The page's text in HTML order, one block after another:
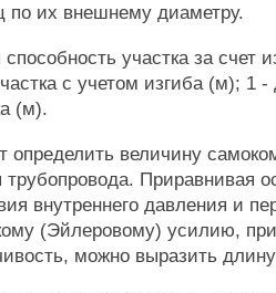
по их внешнему диаметру.
участка за счет
с учетом изгиба (м); 1 -
(м).
определить величину
трубопровода. Приравнивая
внутреннего давления и
(Эйлеровому) усилию,
можно выразить